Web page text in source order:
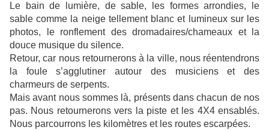
Le bain de lumière, de sable, les formes arrondies, le
sable comme la neige tellement blanc et lumineux sur les
photos, le ronflement des dromadaires/chameaux et la
douce musique du silence.
Retour, car nous retournerons à la ville, nous réentendrons
la foule s’agglutiner autour des musiciens et des
charmeurs de serpents.
Mais avant nous sommes là, présents dans chacun de nos
pas. Nous retournerons vers la piste et les 4X4 ensablés.
Nous parcourrons les kilomètres et les routes escarpées.